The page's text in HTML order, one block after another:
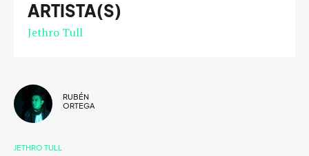
ARTISTA(S)
Jethro Tull
RUBÉN
ORTEGA
JETHRO TULL